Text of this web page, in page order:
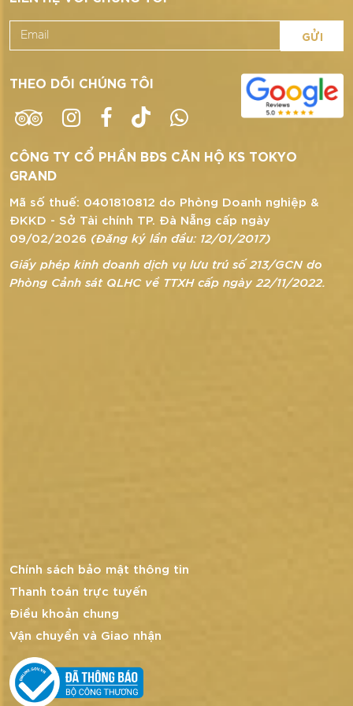
GỬI
THEO DÕI CHÚNG TÔI
CÔNG TY CỔ PHẦN BĐS CĂN HỘ KS TOKYO
GRAND
Mã số thuế: 0401810812 do Phòng Doanh nghiệp &
ĐKKD - Sở Tài chính TP. Đà Nẵng cấp ngày
09/02/2026 (Đăng ký lần đầu: 12/01/2017)
Giấy phép kinh doanh dịch vụ lưu trú số 213/GCN do
Phòng Cảnh sát QLHC về TTXH cấp ngày 22/11/2022.
Chính sách bảo mật thông tin
Thanh toán trực tuyến
Điều khoản chung
Vận chuyển và Giao nhận